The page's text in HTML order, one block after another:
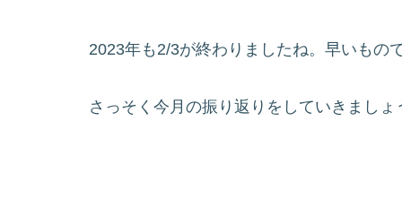
2023年も2/3が終わりましたね。早いもので
さっそく今月の振り返りをしていきましょ